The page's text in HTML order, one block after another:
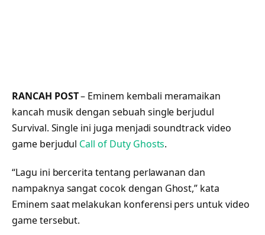
RANCAH POST– Eminem kembali meramaikan
kancah musik dengan sebuah single berjudul
Survival. Single ini juga menjadi soundtrack video
game berjudul Call of Duty Ghosts.
“Lagu ini bercerita tentang perlawanan dan
nampaknya sangat cocok dengan Ghost,” kata
Eminem saat melakukan konferensi pers untuk video
game tersebut.